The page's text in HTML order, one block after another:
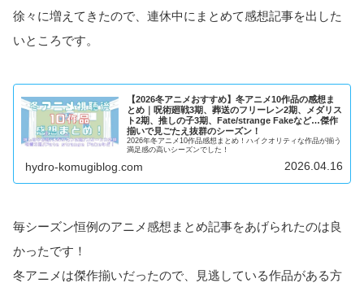
徐々に増えてきたので、連休中にまとめて感想記事を出した
いところです。
【2026冬アニメおすすめ】冬アニメ10作品の感想ま
とめ｜呪術廻戦3期、葬送のフリーレン2期、メダリス
ト2期、推しの子3期、Fate/strange Fakeなど…傑作
揃いで見ごたえ抜群のシーズン！
2026年冬アニメ10作品感想まとめ！ハイクオリティな作品が揃う
満足感の高いシーズンでした！
hydro-komugiblog.com 2026.04.16
毎シーズン恒例のアニメ感想まとめ記事をあげられたのは良
かったです！
冬アニメは傑作揃いだったので、見逃している作品がある方